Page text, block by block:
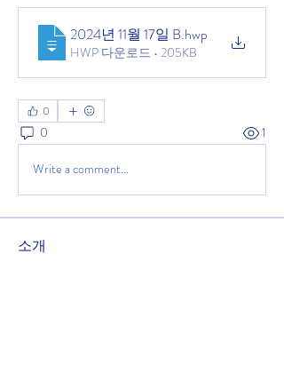
2024년 11월 17일 B.hwp
HWP 다운로드 • 205KB
0
0 1
Write a comment...
소개